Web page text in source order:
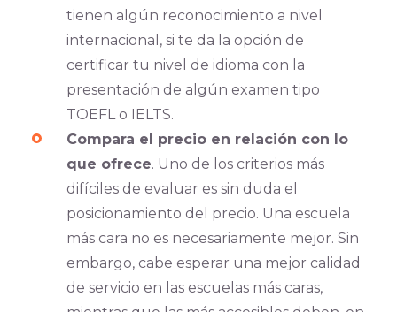
tienen algún reconocimiento a nivel
internacional, si te da la opción de
certificar tu nivel de idioma con la
presentación de algún examen tipo
TOEFL o IELTS.
Compara el precio en relación con lo
que ofrece. Uno de los criterios más
difíciles de evaluar es sin duda el
posicionamiento del precio. Una escuela
más cara no es necesariamente mejor. Sin
embargo, cabe esperar una mejor calidad
de servicio en las escuelas más caras,